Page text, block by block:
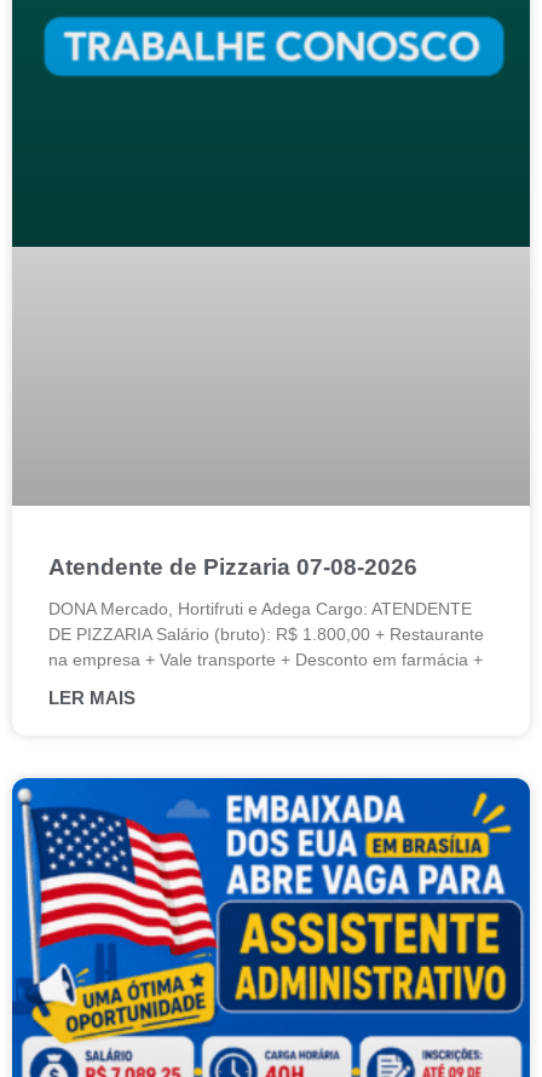
Atendente de Pizzaria 07-08-2026
DONA Mercado, Hortifruti e Adega Cargo: ATENDENTE
DE PIZZARIA Salário (bruto): R$ 1.800,00 + Restaurante
na empresa + Vale transporte + Desconto em farmácia +
LER MAIS